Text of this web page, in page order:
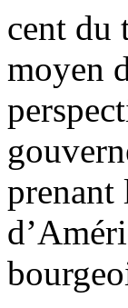
cent du
moyen
prenant